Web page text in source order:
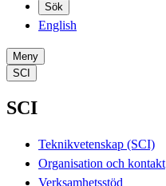
Sök
English
Meny
SCI
SCI
Teknikvetenskap (SCI)
Organisation och kontakt
Verksamhetsstöd